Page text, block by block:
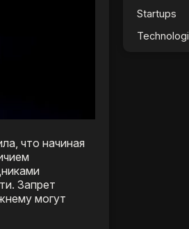
что начиная
Запрет
могут
Startups